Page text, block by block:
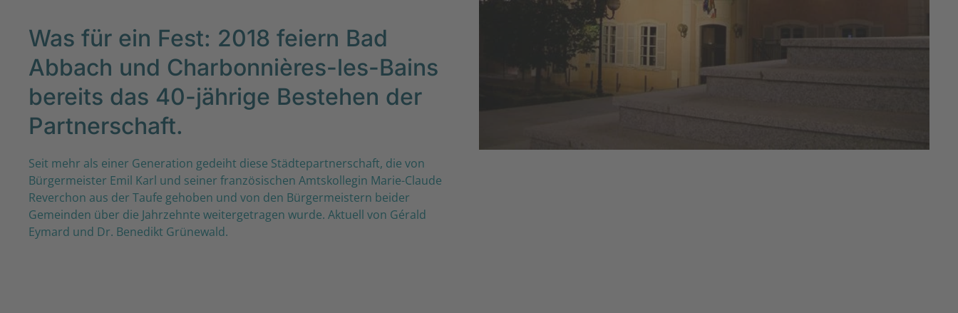
Was für ein Fest: 2018 feiern Bad
Abbach und Charbonnières-les-Bains
bereits das 40-jährige Bestehen der
Partnerschaft.
Seit mehr als einer Generation gedeiht diese Städtepartnerschaft, die von
Bürgermeister Emil Karl und seiner französischen Amtskollegin Marie-Claude
Reverchon aus der Taufe gehoben und von den Bürgermeistern beider
Gemeinden über die Jahrzehnte weitergetragen wurde. Aktuell von Gérald
Eymard und Dr. Benedikt Grünewald.